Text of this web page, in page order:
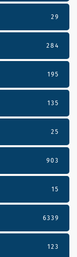
29
284
195
135
25
903
15
6339
123